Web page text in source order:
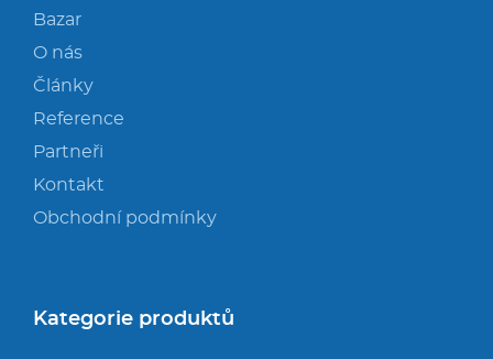
Bazar
O nás
Články
Reference
Partneři
Kontakt
Obchodní podmínky
Kategorie produktů